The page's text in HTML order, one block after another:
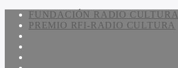
FUNDACIÓN RADIO CULTURA
PREMIO RFI-RADIO CULTURA